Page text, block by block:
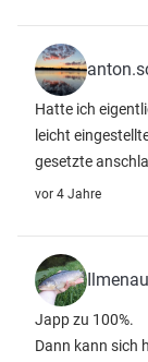
Hatte ich
leicht
gesetzte
vor 4 Jahre
Japp zu 100%.
Dann kann sich